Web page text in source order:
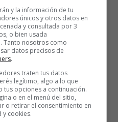
bad or good
Morera
Bieber
13 May 2012
y la información de tu
únicos y otros datos en
y consultada por 3
o bien usada
Tanto nosotros como
datos precisos de
.
traten tus datos
legítimo, algo a lo que
opciones a continuación.
o en el menú del sitio,
o retirar el consentimiento en
y cookies.